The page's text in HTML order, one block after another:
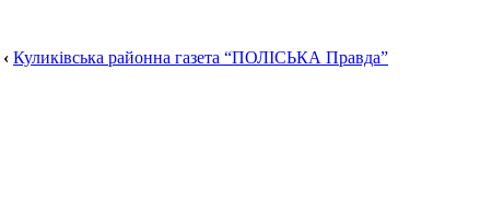
‹ Куликівська районна газета “ПОЛІСЬКА Правда”